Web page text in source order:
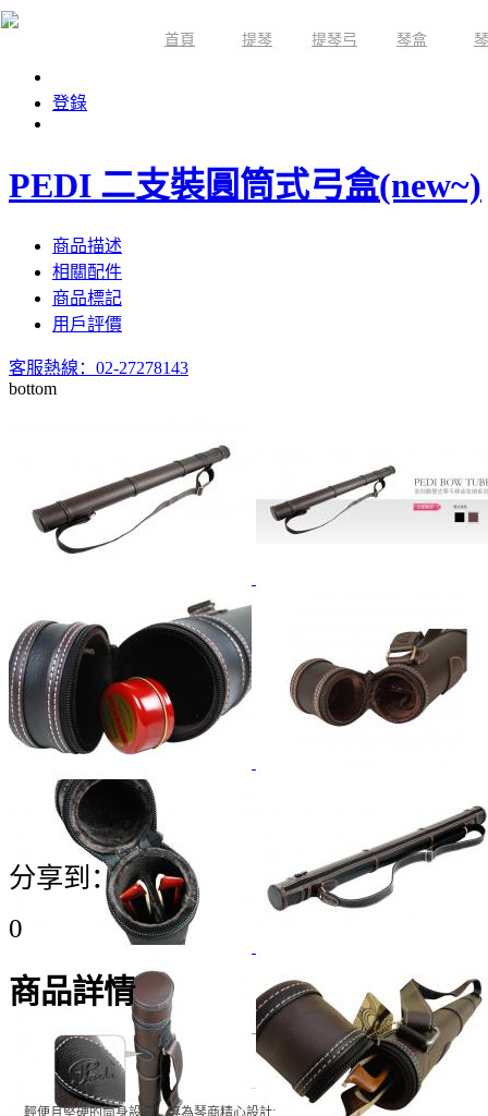
首頁 提琴 提琴弓 琴盒
登錄
PEDI 二支裝圓筒式弓盒(new~)
商品描述
相關配件
商品標記
用戶評價
客服熱線：02-27278143
bottom
分享到：
0
商品詳情
產品特性
輕便且堅硬的筒身設計，專為琴商精心設計;